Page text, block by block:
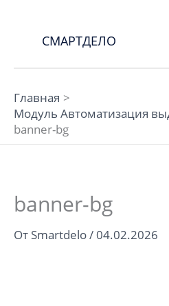
содержимому
СМАРТДЕЛО
Главная
Модуль Автоматизация
banner-bg
banner-bg
От Smartdelo/04.02.2026